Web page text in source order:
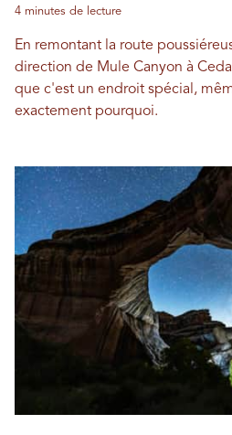
4 minutes de lecture
En remontant la route
direction de Mule Canyon à
que c'est un endroit spécial,
exactement pourquoi.